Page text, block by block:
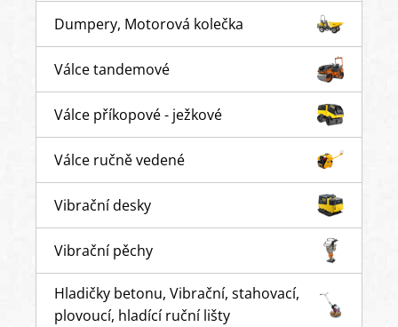
Dumpery, Motorová kolečka
Válce tandemové
Válce příkopové - ježkové
Válce ručně vedené
Vibrační desky
Vibrační pěchy
Hladičky betonu, Vibrační, stahovací,
plovoucí, hladící ruční lišty